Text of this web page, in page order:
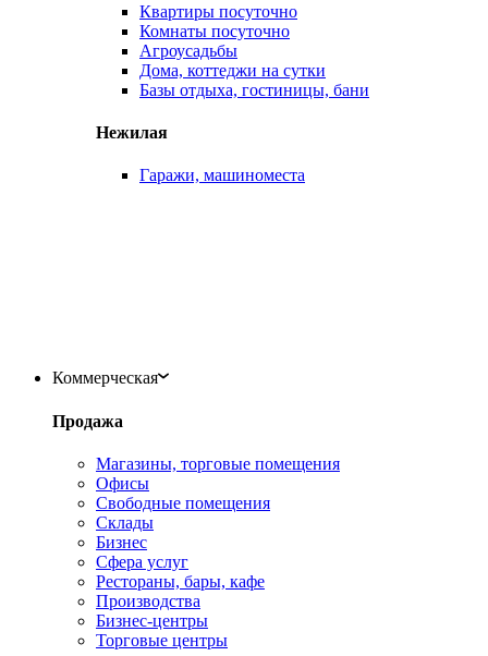
Квартиры посуточно
Комнаты посуточно
Агроусадьбы
Дома, коттеджи на сутки
Базы отдыха, гостиницы, бани
Нежилая
Гаражи, машиноместа
Коммерческая
Продажа
Магазины, торговые помещения
Офисы
Свободные помещения
Склады
Бизнес
Сфера услуг
Рестораны, бары, кафе
Производства
Бизнес-центры
Торговые центры